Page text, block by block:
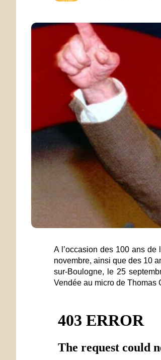
A l’occasion des 100 ans
novembre, ainsi que des 10
sur-Boulogne, le 25
Vendée au micro de Thomas